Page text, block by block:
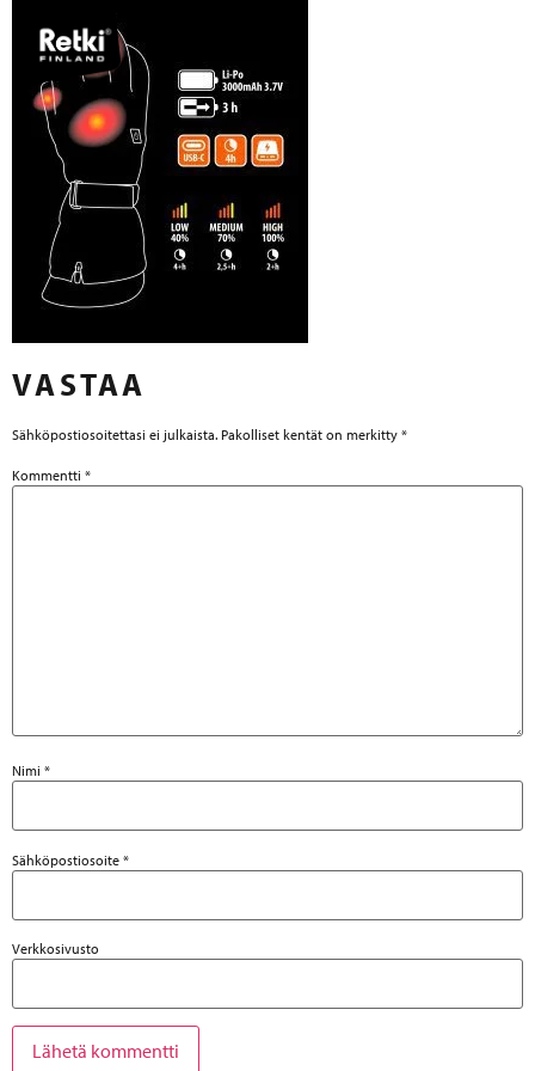
VASTAA
Sähköpostiosoitettasi ei julkaista. Pakolliset kentät on merkitty *
Kommentti *
Nimi *
Sähköpostiosoite *
Verkkosivusto